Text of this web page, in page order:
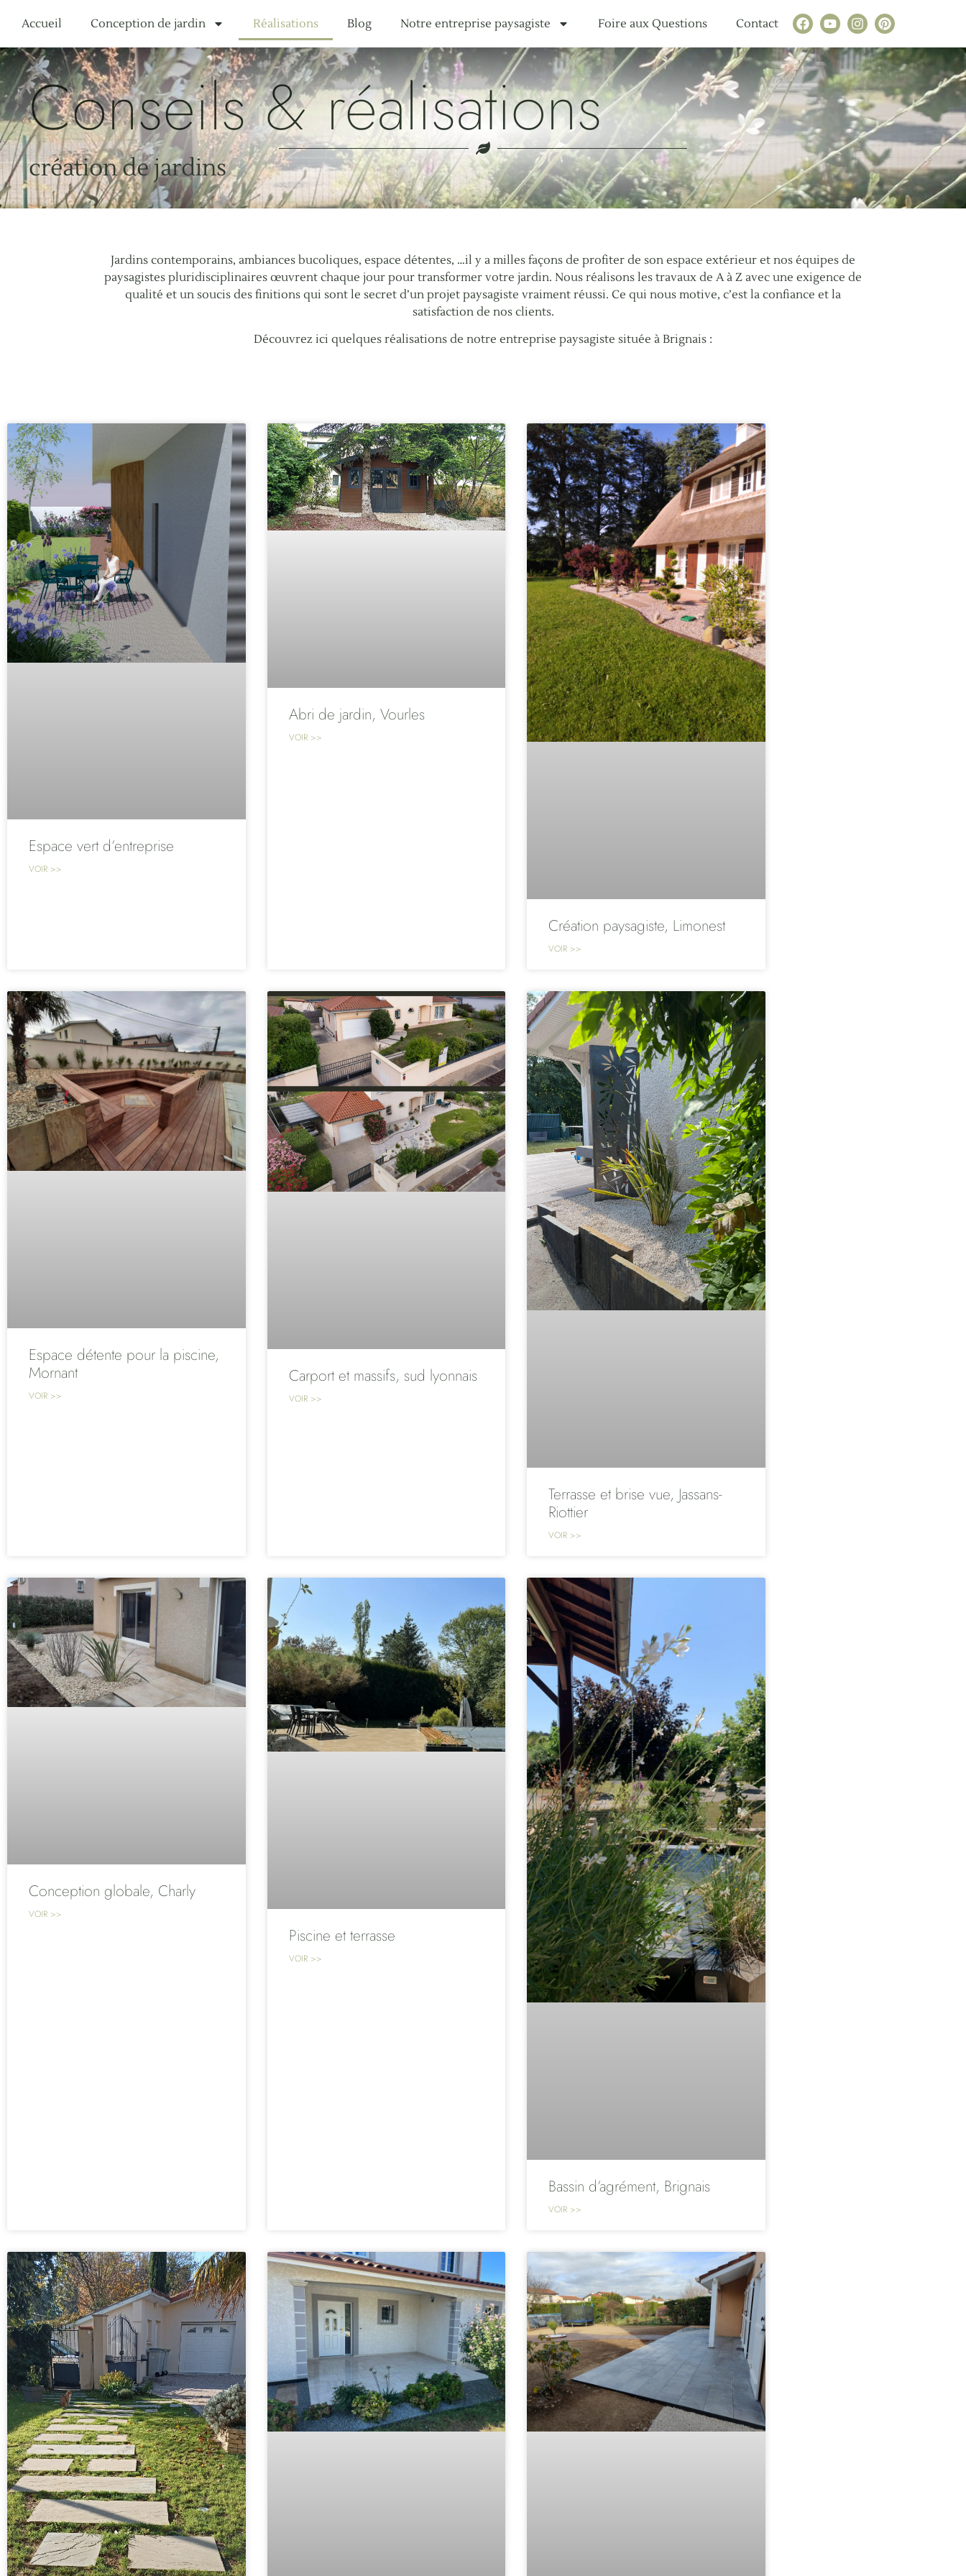
Accueil Conception de jardin Réalisations Blog Notre entreprise paysagiste Foire aux Questions Contact
Conseils & réalisations
création de jardins
Jardins contemporains, ambiances bucoliques, espace détentes, …il y a milles façons de profiter de son espace extérieur et nos équipes de
paysagistes pluridisciplinaires œuvrent chaque jour pour transformer votre jardin. Nous réalisons les travaux de A à Z avec une exigence de
qualité et un soucis des finitions qui sont le secret d’un projet paysagiste vraiment réussi. Ce qui nous motive, c’est la confiance et la
satisfaction de nos clients.
Découvrez ici quelques réalisations de notre entreprise paysagiste située à Brignais :
Espace vert d’entreprise
VOIR >>
Abri de jardin, Vourles
VOIR >>
Création paysagiste, Limonest
VOIR >>
Espace détente pour la piscine,
Mornant
VOIR >>
Carport et massifs, sud lyonnais
VOIR >>
Terrasse et brise vue, Jassans-
Riottier
VOIR >>
Conception globale, Charly
VOIR >>
Piscine et terrasse
VOIR >>
Bassin d’agrément, Brignais
VOIR >>